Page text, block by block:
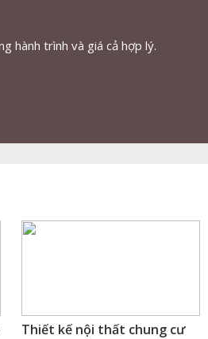
hành trình và giá cả hợp lý.
Thiết kế nội thất chung cư